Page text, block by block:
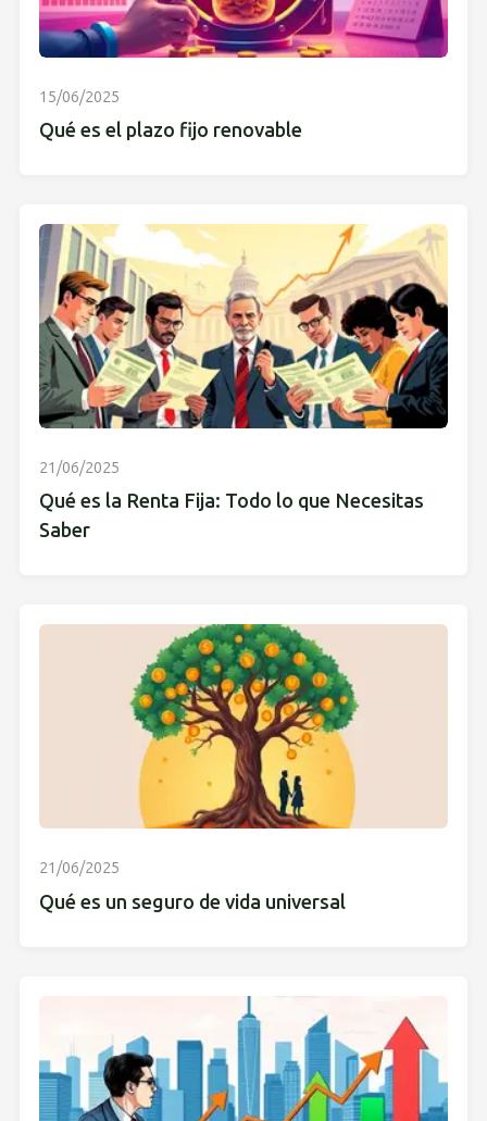
15/06/2025
Qué es el plazo fijo renovable
21/06/2025
Qué es la Renta Fija: Todo lo que Necesitas
Saber
21/06/2025
Qué es un seguro de vida universal